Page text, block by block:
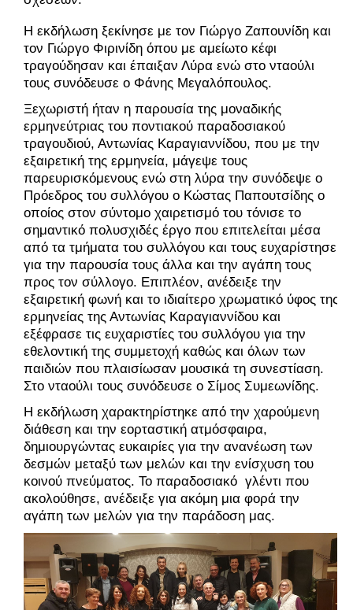
Η εκδήλωση ξεκίνησε με τον Γιώργο Ζαπουνίδη και
τον Γιώργο Φιρινίδη όπου με αμείωτο κέφι
τραγούδησαν και έπαιξαν Λύρα ενώ στο νταούλι
τους συνόδευσε ο Φάνης Μεγαλόπουλος.
Ξεχωριστή ήταν η παρουσία της μοναδικής
ερμηνεύτριας του ποντιακού παραδοσιακού
τραγουδιού, Αντωνίας Καραγιαννίδου, που με την
εξαιρετική της ερμηνεία, μάγεψε τους
παρευρισκόμενους ενώ στη λύρα την συνόδεψε ο
Πρόεδρος του συλλόγου ο Κώστας Παπουτσίδης ο
οποίος στον σύντομο χαιρετισμό του τόνισε το
σημαντικό πολυσχιδές έργο που επιτελείται μέσα
από τα τμήματα του συλλόγου και τους ευχαρίστησε
για την παρουσία τους άλλα και την αγάπη τους
προς τον σύλλογο. Επιπλέον, ανέδειξε την
εξαιρετική φωνή και το ιδιαίτερο χρωματικό ύφος της
ερμηνείας της Αντωνίας Καραγιαννίδου και
εξέφρασε τις ευχαριστίες του συλλόγου για την
εθελοντική της συμμετοχή καθώς και όλων των
παιδιών που πλαισίωσαν μουσικά τη συνεστίαση.
Στο νταούλι τους συνόδευσε ο Σίμος Συμεωνίδης.
Η εκδήλωση χαρακτηρίστηκε από την χαρούμενη
διάθεση και την εορταστική ατμόσφαιρα,
δημιουργώντας ευκαιρίες για την ανανέωση των
δεσμών μεταξύ των μελών και την ενίσχυση του
κοινού πνεύματος. Το παραδοσιακό γλέντι που
ακολούθησε, ανέδειξε για ακόμη μια φορά την
αγάπη των μελών για την παράδοση μας.